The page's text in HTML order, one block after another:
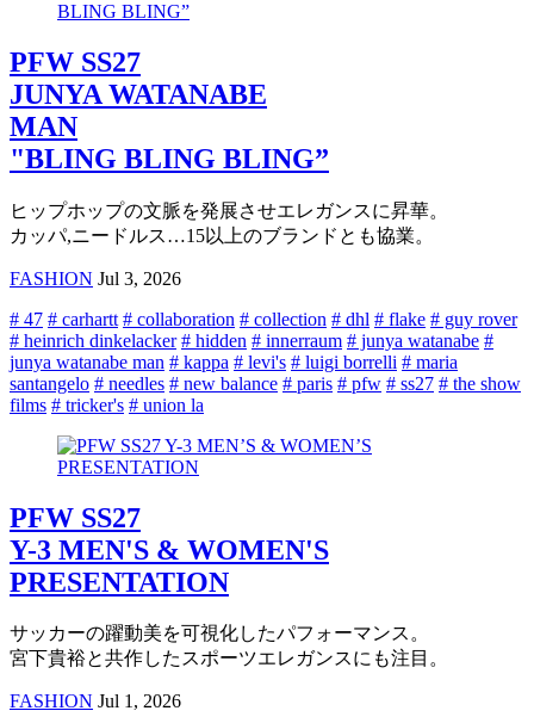
PFW SS27
JUNYA WATANABE
MAN
"BLING BLING BLING”
ヒップホップの文脈を発展させエレガンスに昇華。
カッパ,ニードルス…15以上のブランドとも協業。
FASHION Jul 3, 2026
# 47 # carhartt # collaboration # collection # dhl # flake # guy rover
# heinrich dinkelacker # hidden # innerraum # junya watanabe #
junya watanabe man # kappa # levi's # luigi borrelli # maria
santangelo # needles # new balance # paris # pfw # ss27 # the show
films # tricker's # union la
PFW SS27
Y-3 MEN'S & WOMEN'S
PRESENTATION
サッカーの躍動美を可視化したパフォーマンス。
宮下貴裕と共作したスポーツエレガンスにも注目。
FASHION Jul 1, 2026